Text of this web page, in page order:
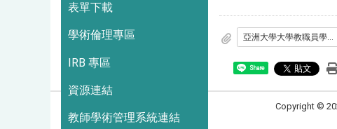
表單下載
學術倫理專區
IRB 專區
資源連結
教師學術管理系統連結
亞洲大學大學教職員學術倫理教育課程實施要點_1061103.pdf
Share
Copyright ©
造訪人次 : 3699621